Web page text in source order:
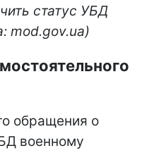
статус УБД
mod.gov.ua)
обращения о
военному